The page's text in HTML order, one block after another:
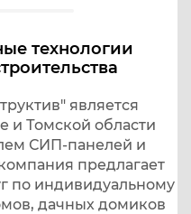
технологии
является
и Томской области
СИП-панелей и
предлагает
по индивидуальному
дачных домиков